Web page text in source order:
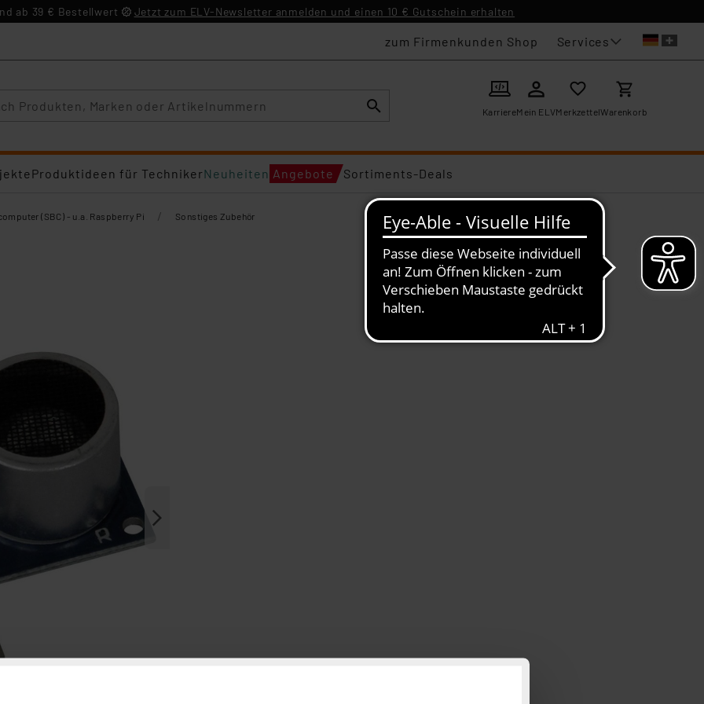
ab 39 € Bestellwert Jetzt zum ELV-Newsletter anmelden und einen 10 € Gutschein erhalten
zum Firmenkunden Shop Services
KarriereMein ELVMerkzettelWarenkorb
Produktideen für TechnikerNeuheiten Angebote Sortiments-Deals
(SBC) - u.a. Raspberry Pi / Sonstiges Zubehör